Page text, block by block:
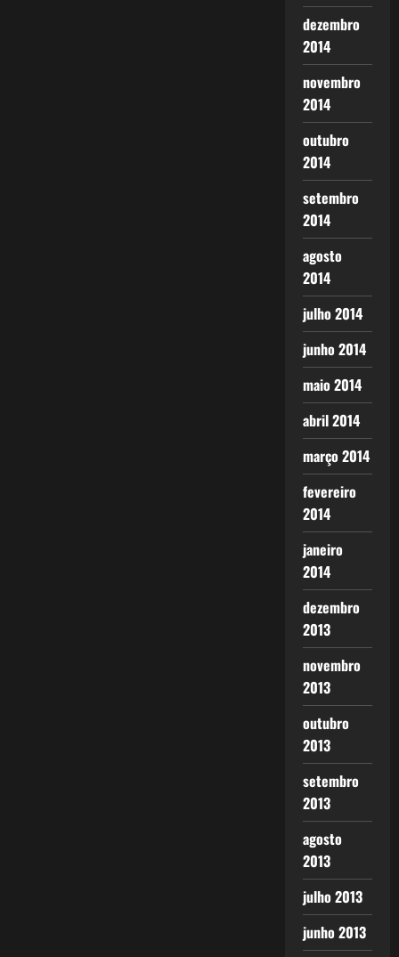
dezembro
2014
novembro
2014
outubro
2014
setembro
2014
agosto
2014
julho 2014
junho 2014
maio 2014
abril 2014
março 2014
fevereiro
2014
janeiro
2014
dezembro
2013
novembro
2013
outubro
2013
setembro
2013
agosto
2013
julho 2013
junho 2013